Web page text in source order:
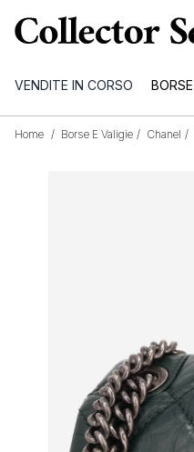
VENDITE IN CORSO BORSE
Home / Borse E Valigie / Chanel /